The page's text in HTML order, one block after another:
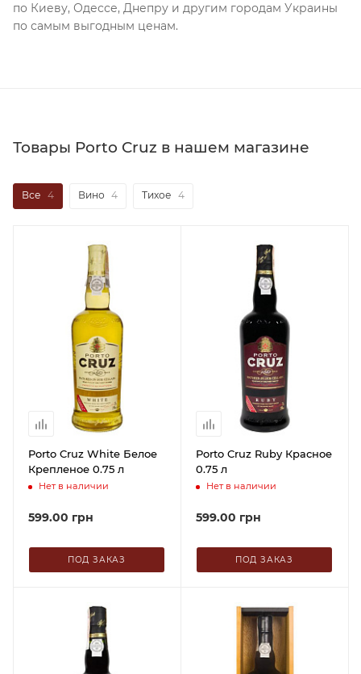
по Киеву, Одессе, Днепру и другим городам Украины
по самым выгодным ценам.
Товары Porto Cruz в нашем магазине
Все 4 Вино 4 Тихое 4
Porto Cruz White Белое
Крепленое 0.75 л
Нет в наличии
599.00 грн
ПОД ЗАКАЗ
Porto Cruz Ruby Красное
0.75 л
Нет в наличии
599.00 грн
ПОД ЗАКАЗ